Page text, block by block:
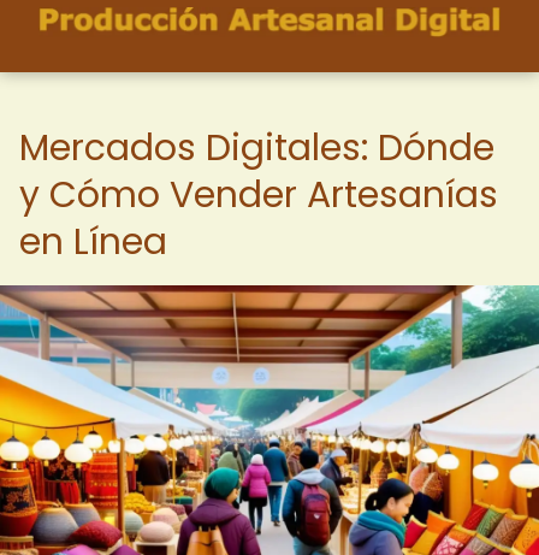
Mercados Digitales: Dónde
y Cómo Vender Artesanías
en Línea